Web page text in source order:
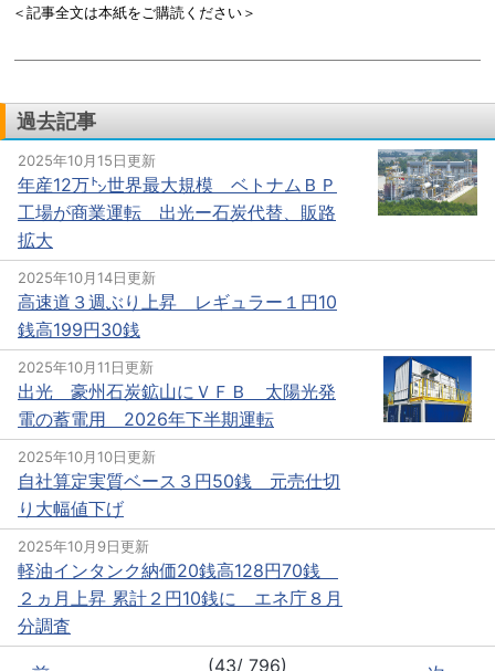
＜記事全文は本紙をご購読ください＞
過去記事
2025年10月15日更新
年産12万㌧世界最大規模 ベトナムＢＰ
工場が商業運転 出光ー石炭代替、販路
拡大
2025年10月14日更新
高速道３週ぶり上昇 レギュラー１円10
銭高199円30銭
2025年10月11日更新
出光 豪州石炭鉱山にＶＦＢ 太陽光発
電の蓄電用 2026年下半期運転
2025年10月10日更新
自社算定実質ベース３円50銭 元売仕切
り大幅値下げ
2025年10月9日更新
軽油インタンク納価20銭高128円70銭
２ヵ月上昇 累計２円10銭に エネ庁８月
分調査
(43/ 796)